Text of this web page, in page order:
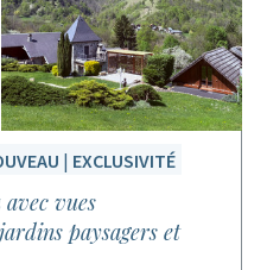
| EXCLUSIVITÉ
vues
paysagers et